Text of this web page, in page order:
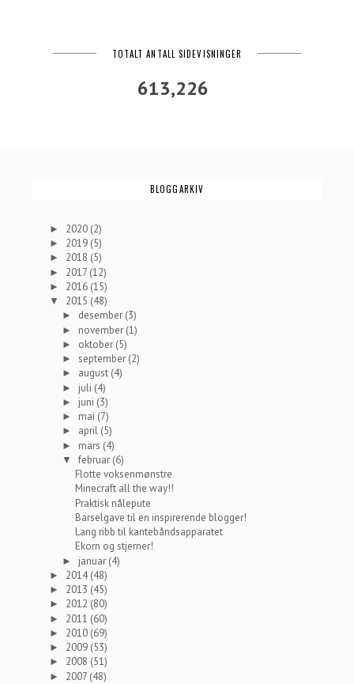
TOTALT ANTALL SIDEVISNINGER
613,226
BLOGGARKIV
► 2020 (2)
► 2019 (5)
► 2018 (5)
► 2017 (12)
► 2016 (15)
▼ 2015 (48)
► desember (3)
► november (1)
► oktober (5)
►september (2)
► august (4)
► juli (4)
► juni (3)
► mai (7)
► april (5)
► mars (4)
▼februar (6)
Flotte voksenmønstre
Minecraft all the way!!
Praktisk nålepute
Barselgave til en inspirerende blogger!
Lang ribb til kantebåndsapparatet
Ekorn og stjerner!
► januar (4)
► 2014(48)
► 2013 (45)
► 2012 (80)
► 2011 (60)
► 2010 (69)
► 2009 (53)
► 2008 (51)
► 2007 (48)